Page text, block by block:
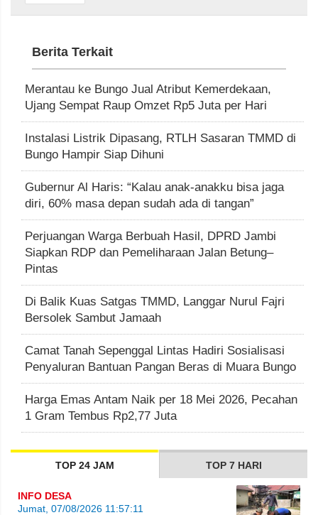
Berita Terkait
Merantau ke Bungo Jual Atribut Kemerdekaan,
Ujang Sempat Raup Omzet Rp5 Juta per Hari
Instalasi Listrik Dipasang, RTLH Sasaran TMMD di
Bungo Hampir Siap Dihuni
Gubernur Al Haris: “Kalau anak-anakku bisa jaga
diri, 60% masa depan sudah ada di tangan”
Perjuangan Warga Berbuah Hasil, DPRD Jambi
Siapkan RDP dan Pemeliharaan Jalan Betung–
Pintas
Di Balik Kuas Satgas TMMD, Langgar Nurul Fajri
Bersolek Sambut Jamaah
Camat Tanah Sepenggal Lintas Hadiri Sosialisasi
Penyaluran Bantuan Pangan Beras di Muara Bungo
Harga Emas Antam Naik per 18 Mei 2026, Pecahan
1 Gram Tembus Rp2,77 Juta
TOP 24 JAM TOP 7 HARI
INFO DESA
Jumat, 07/08/2026 11:57:11